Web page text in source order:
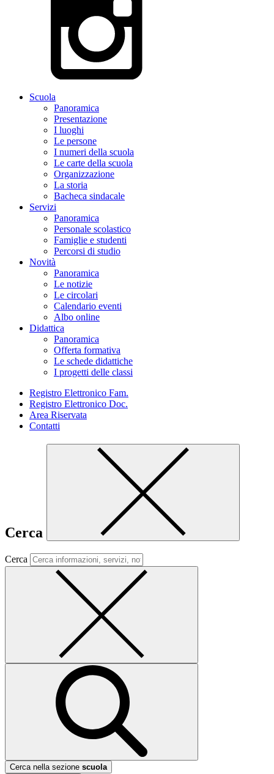
Scuola
Panoramica
Presentazione
I luoghi
Le persone
I numeri della scuola
Le carte della scuola
Organizzazione
La storia
Bacheca sindacale
Servizi
Panoramica
Personale scolastico
Famiglie e studenti
Percorsi di studio
Novità
Panoramica
Le notizie
Le circolari
Calendario eventi
Albo online
Didattica
Panoramica
Offerta formativa
Le schede didattiche
I progetti delle classi
Registro Elettronico Fam.
Registro Elettronico Doc.
Area Riservata
Contatti
Cerca
Cerca
Cerca nella sezione scuola